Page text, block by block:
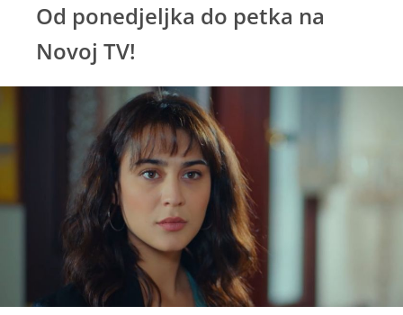
Od ponedjeljka do petka na
Novoj TV!